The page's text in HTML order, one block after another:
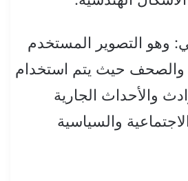
وهو التصوير المستخدم
والصحف حيث يتم استخدام
والأحداث الجارية
والسياسية